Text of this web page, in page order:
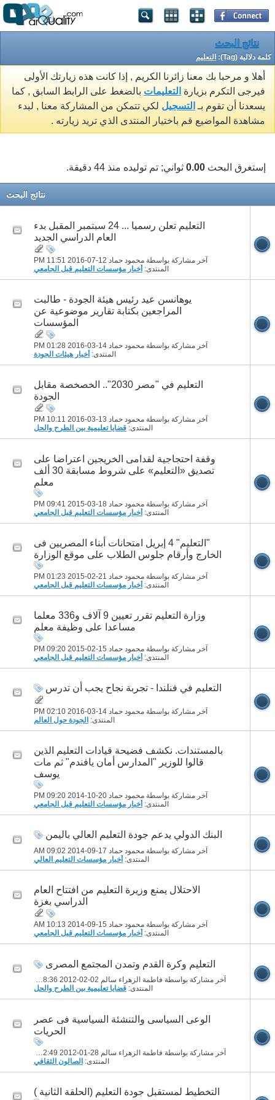
نتائج البحث
كلمة دلالية (Tag): التعليم
أهلا و مرحبا بك معنا زائرنا الكريم , إذا كانت هذه زيارتك الأولى
فيرجى التكرم بزيارة التعليمات بالضغط على الرابط السابق , كما
يسعدنا أن تقوم بـ التسجيل لكي تتمكن من المشاركة معنا , لبدء
مشاهدة المواضيع قم باختيار المنتدى الذي تريد زيارته .
إستغرق البحث 0.00 ثواني; تم توليده منذ 44 دقيقة.
نتائج البحث
التعليم تعلن رسميا ... 24 سبتمبر المقبل بدء
العام الدراسي الجديد
آخر مشاركة بواسطة محمود حماد 12-07-2016
11:51 PM
المنتدى: أخبار مؤسسات التعليم قبل الجامعي
يوهانسن عيد رئيس هيئة الجودة - طالبت
المراجعين بكتابة تقارير موضوعية عن
المؤسسات
آخر مشاركة بواسطة محمود حماد 14-03-2016
01:28 PM
المنتدى: أخبار هيئات الجودة
التعليم في "مصر 2030".. الخصخصة مقابل
الجودة
آخر مشاركة بواسطة محمود حماد 13-03-2016
10:11 PM
المنتدى: قضايا تعليمية بين الطرح والحل
وقفة احتجاجية لقدامى الخريجين اعتراضا على
تصديق «التعليم» على شروط مسابقة 30 ألف
معلم
آخر مشاركة بواسطة محمود حماد 18-03-2015
09:41 PM
المنتدى: أخبار مؤسسات التعليم قبل الجامعي
"التعليم" 4 إبريل امتحانات أبناء المصريين فى
الخارج وأرقام جلوس الطلاب على موقع الوزارة
آخر مشاركة بواسطة محمود حماد 21-02-2015
01:23 PM
المنتدى: أخبار مؤسسات التعليم قبل الجامعي
وزارة التعليم تقرر تعيين 9 آلاف و336 معلما
مساعدا على وظيفة معلم
آخر مشاركة بواسطة محمود حماد 15-02-2015
09:20 PM
المنتدى: أخبار مؤسسات التعليم قبل الجامعي
التعليم في فنلندا - تجربة نجاح يجب أن تدرس
آخر مشاركة بواسطة محمود حماد 14-03-2016
02:10 PM
المنتدى: الجودة حول العالم
بالمستندات. نكشف فضيحة قيادات التعليم الذين
قالوا للوزير "المدارس أمان يافندم" ثم مات
يوسف
آخر مشاركة بواسطة محمود حماد 20-10-2014
09:20 PM
المنتدى: أخبار مؤسسات التعليم قبل الجامعي
البنك الدولي يدعم جودة التعليم العالي باليمن
آخر مشاركة بواسطة محمود حماد 17-09-2014
09:02 AM
المنتدى: أخبار مؤسسات التعليم العالي
الاحتلال يمنع وزيرة التعليم من افتتاح العام
الدراسي بغزة
آخر مشاركة بواسطة محمود حماد 15-09-2014
10:13 AM
المنتدى: أخبار مؤسسات التعليم قبل الجامعي
التعليم وكرة القدم وتمدن المجتمع المصرى
آخر مشاركة بواسطة فاطمة الزهراء سالم 02-02-2012
08:36 AM
المنتدى: قضايا تعليمية بين الطرح والحل
الوعى السياسى والتنشئة السياسية فى عصر
الحريات
آخر مشاركة بواسطة فاطمة الزهراء سالم 28-01-2012
12:49 PM
المنتدى: الصالون الثقافي
التخطيط لمستقبل جودة التعليم (الحلقة الثانية )